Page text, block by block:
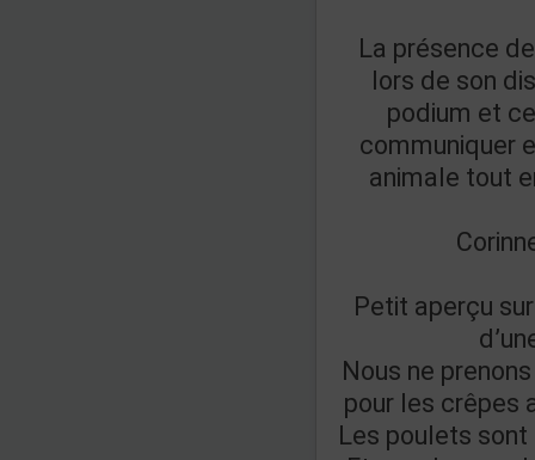
La présence
lors de son
podium et
communiquer
animale tout
Petit aperçu
Nous ne
pour les crêpes
Les poulets